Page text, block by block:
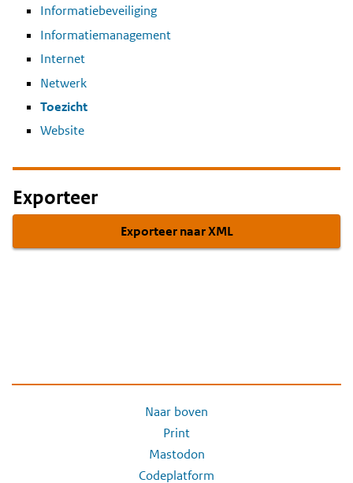
Informatiebeveiliging
Informatiemanagement
Internet
Netwerk
Toezicht
Website
Exporteer
Exporteer naar XML
Naar boven
Print
Mastodon
Codeplatform